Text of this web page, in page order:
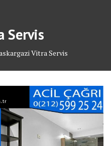
Servis
Vitra Servis